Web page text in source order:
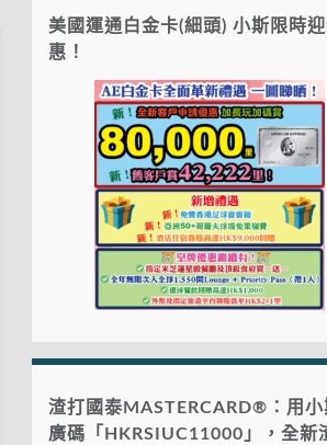
美國運通白金卡(細頭) 小斯限時
惠！
渣打國泰MASTERCARD®：用小
廣碼「HKRSIUC11000」，全新